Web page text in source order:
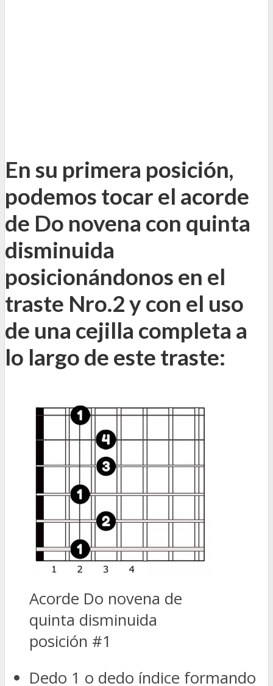
En su primera posición,
podemos tocar el acorde
de Do novena con quinta
disminuida
posicionándonos en el
traste Nro.2 y con el uso
de una cejilla completa a
lo largo de este traste:
Acorde Do novena de
quinta disminuida
posición #1
Dedo 1 o dedo índice formando